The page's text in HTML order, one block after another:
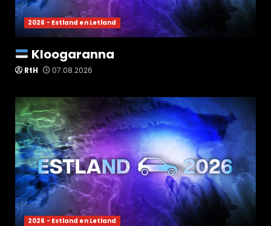
2026 - Estland en Letland
Kloogaranna
RtH 07.08.2026
2026 - Estland en Letland